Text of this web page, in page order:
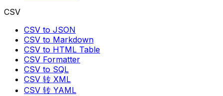
CSV
CSV to JSON
CSV to Markdown
CSV to HTML Table
CSV Formatter
CSV to SQL
CSV 转 XML
CSV 转 YAML